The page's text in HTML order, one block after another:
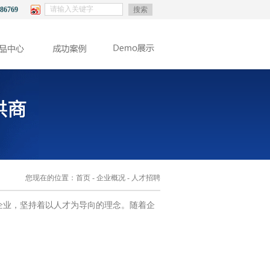
搜索
您现在的位置： 首页 - 企业概况 - 人才招聘
，坚持着以人才为导向的理念。随着企